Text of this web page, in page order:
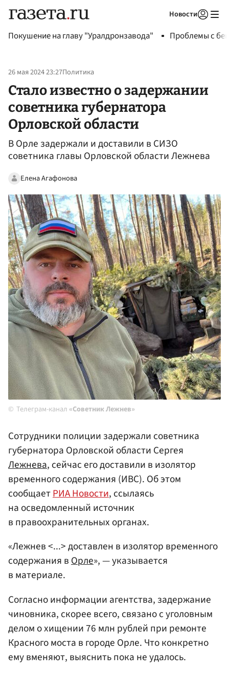
Новости
Покушение на главу "Уралдронзавода" Проблемы с
26 мая 2024 23:27Политика
Стало известно о задержании
советника губернатора
Орловской области
В Орле задержали и доставили в СИЗО
советника главы Орловской области Лежнева
Елена Агафонова
Телеграм-канал «Советник Лежнев»
Сотрудники полиции задержали советника
губернатора Орловской области Сергея
Лежнева, сейчас его доставили в изолятор
временного содержания (ИВС). Об этом
сообщаетРИА Новости, ссылаясь
на осведомленный источник
в правоохранительных органах.
«Лежнев <...> доставлен в изолятор временного
содержания вОрле», — указывается
в материале.
Согласно информации агентства, задержание
чиновника, скорее всего, связано с уголовным
делом о хищении 76 млн рублей при ремонте
Красного моста в городе Орле. Что конкретно
ему вменяют, выяснить пока не удалось.